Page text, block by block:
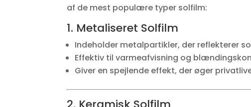
af de mest populære typer solfilm:
1. Metaliseret Solfilm
Indeholder metalpartikler, der reflekterer
Effektiv til varmeafvisning og
Giver en spejlende effekt, der øger